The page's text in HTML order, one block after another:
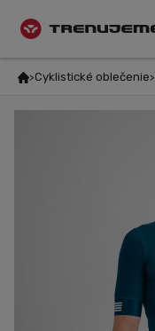
Cyklistické oblečenie